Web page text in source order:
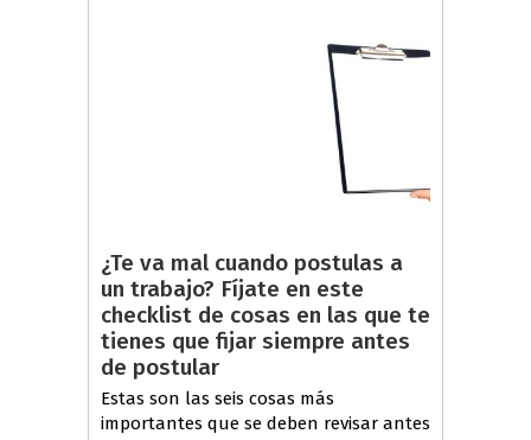
¿Te va mal cuando postulas a
un trabajo? Fíjate en este
checklist de cosas en las que te
tienes que fijar siempre antes
de postular
Estas son las seis cosas más
importantes que se deben revisar antes